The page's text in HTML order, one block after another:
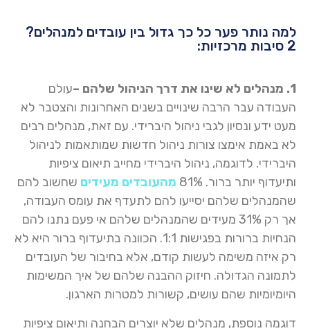
למה נותר פער כל כך גדול בין עובדים למנהלים?
2 סיבות מרכזיות:
1. מנהלים לא שינו את דרך הניהול שלהם –
עולם
העבודה עבר הרבה שינויים בשנים האחרונות והצטבר לא
מעט ידע ונסיון לגבי ניהול היברידי. עם זאת, מנהלים רבים
לא באמת אימצו צורות ניהול חדשות שמותאמות לניהול
היברידי. לדוגמה, ניהול היברידי מחייב תיאום ציפיות
ותיעדוף יותר ברור. 81%
מהעובדים מעידים שחשוב להם
שהמנהלים שלהם יסייעו להם לתעדף את עומס העבודה,
אך רק 31% מעידים שהמנהלים שלהם אי פעם נתנו להם
הנחיות ברורות בפגישות 1:1. הכוונה בתיעדוף ברור היא לא
רק איזה משימה לעשות קודם, אלא בחיבור של העובדים
לתמונה הגדולה. חיזוק ההבנה שלהם של איך המשימות
היומיומיות שהם עושים, קשורות למטרות הארגון.
דוגמה נוספת, מנהלים שלא יוצרים הבחנה ותיאום ציפיות